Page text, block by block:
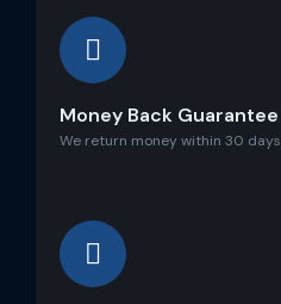
Money Back Guarantee
We return money within 30 days